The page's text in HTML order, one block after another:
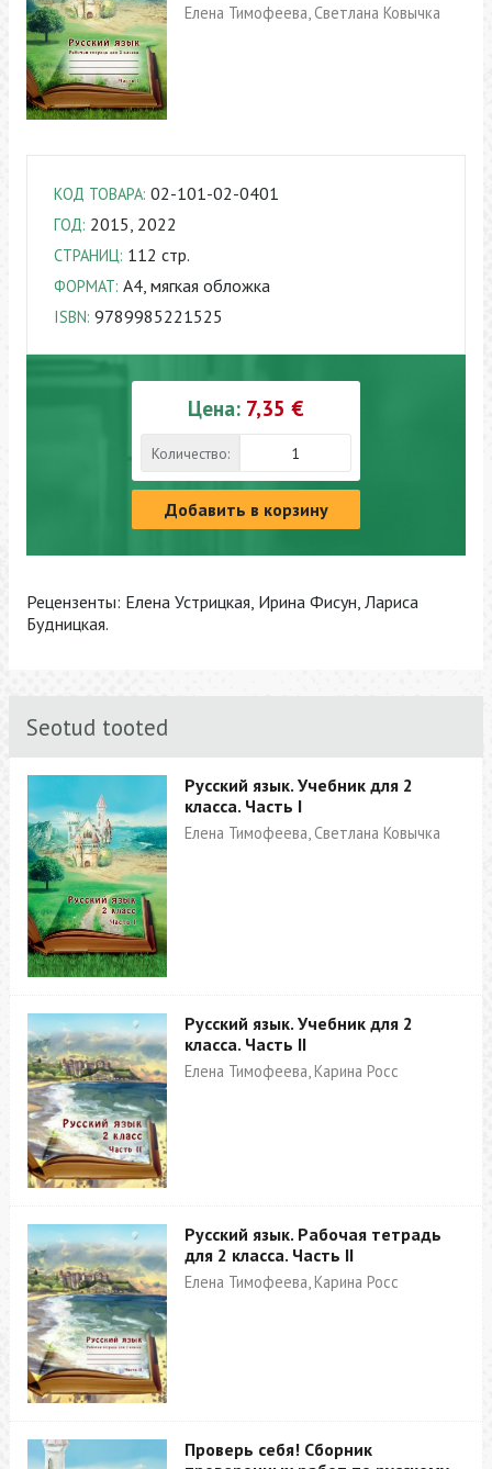
Елена Тимофеева, Светлана Ковычка
КОД ТОВАРА: 02-101-02-0401
ГОД: 2015, 2022
СТРАНИЦ: 112 стр.
ФОРМАТ: A4, мягкая обложка
ISBN: 9789985221525
Цена: 7,35 €
Количество:
Добавить в корзину
Рецензенты: Елена Устрицкая, Ирина Фисун, Лариса
Будницкая.
Seotud tooted
Русский язык. Учебник для 2
класса. Часть I
Елена Тимофеева, Светлана Ковычка
Русский язык. Учебник для 2
класса. Часть II
Елена Тимофеева, Карина Росс
Русский язык. Рабочая тетрадь
для 2 класса. Часть II
Елена Тимофеева, Карина Росс
Проверь себя! Сборник